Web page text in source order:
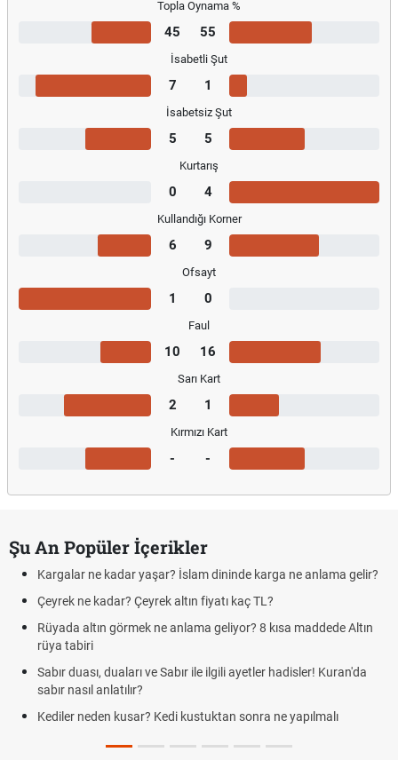
Topla Oynama %
45 55
İsabetli Şut
7 1
İsabetsiz Şut
5 5
Kurtarış
0 4
Kullandığı Korner
6 9
Ofsayt
1 0
Faul
10 16
Sarı Kart
2 1
Kırmızı Kart
- -
Şu An Popüler İçerikler
Kargalar ne kadar yaşar? İslam dininde karga ne anlama gelir?
Çeyrek ne kadar? Çeyrek altın fiyatı kaç TL?
Rüyada altın görmek ne anlama geliyor? 8 kısa maddede Altın
rüya tabiri
Sabır duası, duaları ve Sabır ile ilgili ayetler hadisler! Kuran'da
sabır nasıl anlatılır?
Kediler neden kusar? Kedi kustuktan sonra ne yapılmalı